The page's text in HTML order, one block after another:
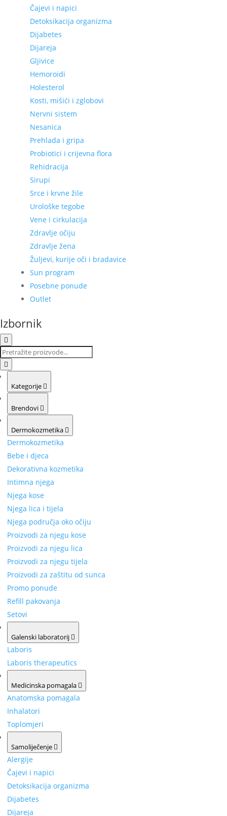
Čajevi i napici
Detoksikacija organizma
Dijabetes
Dijareja
Gljivice
Hemoroidi
Holesterol
Kosti, mišići i zglobovi
Nervni sistem
Nesanica
Prehlada i gripa
Probiotici i crijevna flora
Rehidracija
Sirupi
Srce i krvne žile
Urološke tegobe
Vene i cirkulacija
Zdravlje očiju
Zdravlje žena
Žuljevi, kurije oči i bradavice
Sun program
Posebne ponude
Outlet
Izbornik
Kategorije
Brendovi
Dermokozmetika
Dermokozmetika
Bebe i djeca
Dekorativna kozmetika
Intimna njega
Njega kose
Njega lica i tijela
Njega područja oko očiju
Proizvodi za njegu kose
Proizvodi za njegu lica
Proizvodi za njegu tijela
Proizvodi za zaštitu od sunca
Promo ponude
Refill pakovanja
Setovi
Galenski laboratorij
Laboris
Laboris therapeutics
Medicinska pomagala
Anatomska pomagala
Inhalatori
Toplomjeri
Samoliječenje
Alergije
Čajevi i napici
Detoksikacija organizma
Dijabetes
Dijareja